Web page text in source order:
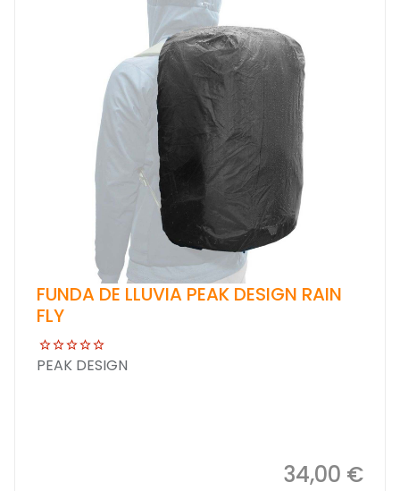
FUNDA DE LLUVIA PEAK DESIGN RAIN
FLY
PEAK DESIGN
34,00 €